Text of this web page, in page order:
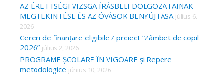
AZ ÉRETTSÉGI VIZSGA ÍRÁSBELI DOLGOZATAINAK
MEGTEKINTÉSE ÉS AZ ÓVÁSOK BENYÚJTÁSA július 6,
2026
Cereri de finanțare eligibile / proiect ”Zâmbet de copil
2026” július 2, 2026
PROGRAME ȘCOLARE ÎN VIGOARE și Repere
metodologice június 10, 2026